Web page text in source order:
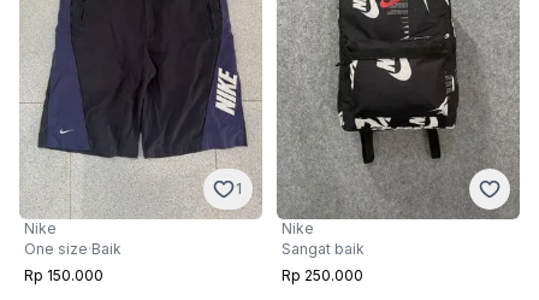
1
Nike
One size·Baik
Rp 150.000
Nike
Sangat baik
Rp 250.000